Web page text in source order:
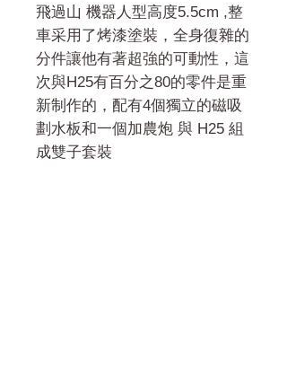
飛過山 機器人型高度5.5cm ,整
車采用了烤漆塗裝，全身復雜的
分件讓他有著超強的可動性，這
次與H25有百分之80的零件是重
新制作的，配有4個獨立的磁吸
劃水板和一個加農炮 與 H25 組
成雙子套裝